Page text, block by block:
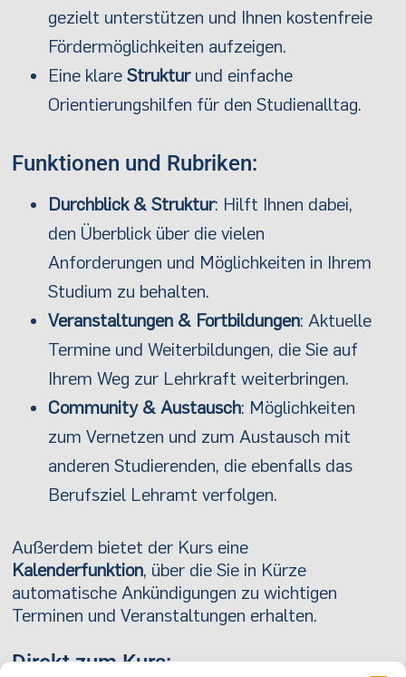
gezielt unterstützen und Ihnen kostenfreie
Fördermöglichkeiten aufzeigen.
Eine klareStrukturund einfache
Orientierungshilfen für den Studienalltag.
Funktionen und Rubriken:
Durchblick & Struktur: Hilft Ihnen dabei,
den Überblick über die vielen
Anforderungen und Möglichkeiten in Ihrem
Studium zu behalten.
Veranstaltungen & Fortbildungen: Aktuelle
Termine und Weiterbildungen, die Sie auf
Ihrem Weg zur Lehrkraft weiterbringen.
Community & Austausch: Möglichkeiten
zum Vernetzen und zum Austausch mit
anderen Studierenden, die ebenfalls das
Berufsziel Lehramt verfolgen.
Außerdem bietet der Kurs eine
Kalenderfunktion, über die Sie in Kürze
automatische Ankündigungen zu wichtigen
Terminen und Veranstaltungen erhalten.
Direkt zum Kurs: